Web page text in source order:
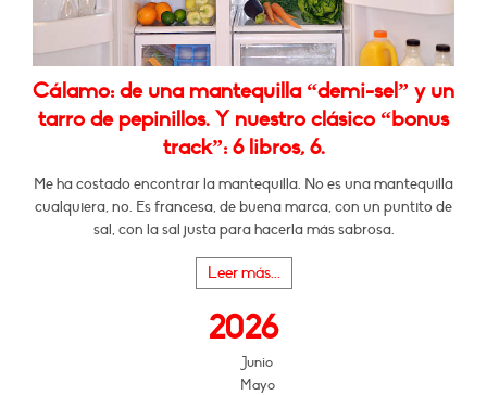
Cálamo: de una mantequilla “demi-sel” y un
tarro de pepinillos. Y nuestro clásico “bonus
track”: 6 libros, 6.
Me ha costado encontrar la mantequilla. No es una mantequilla
cualquiera, no. Es francesa, de buena marca, con un puntito de
sal, con la sal justa para hacerla más sabrosa.
Leer más...
2026
Junio
Mayo